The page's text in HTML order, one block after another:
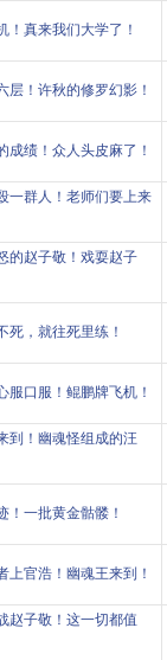
！真来我们大学了！
层！许秋的修罗幻影！
成绩！众人头皮麻了！
一群人！老师们要上来
的赵子敬！戏耍赵子
死，就往死里练！
服口服！鲲鹏牌飞机！
到！幽魂怪组成的汪
！一批黄金骷髅！
上官浩！幽魂王来到！
赵子敬！这一切都值